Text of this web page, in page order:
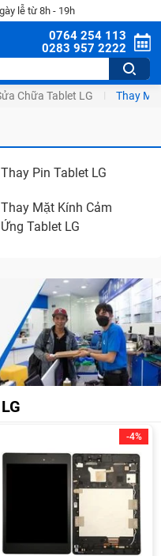
lễ từ 8h - 19h
0764 254 113
0283 957 2222
Chữa Tablet LG Thay
Thay Pin Tablet LG
Thay Mặt Kính Cảm
Ứng Tablet LG
-4%